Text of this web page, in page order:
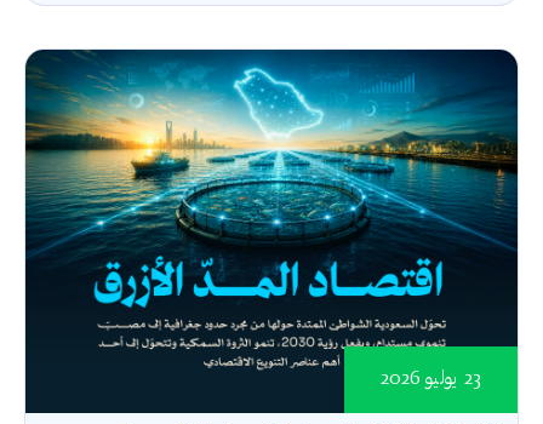
23 يوليو 2026